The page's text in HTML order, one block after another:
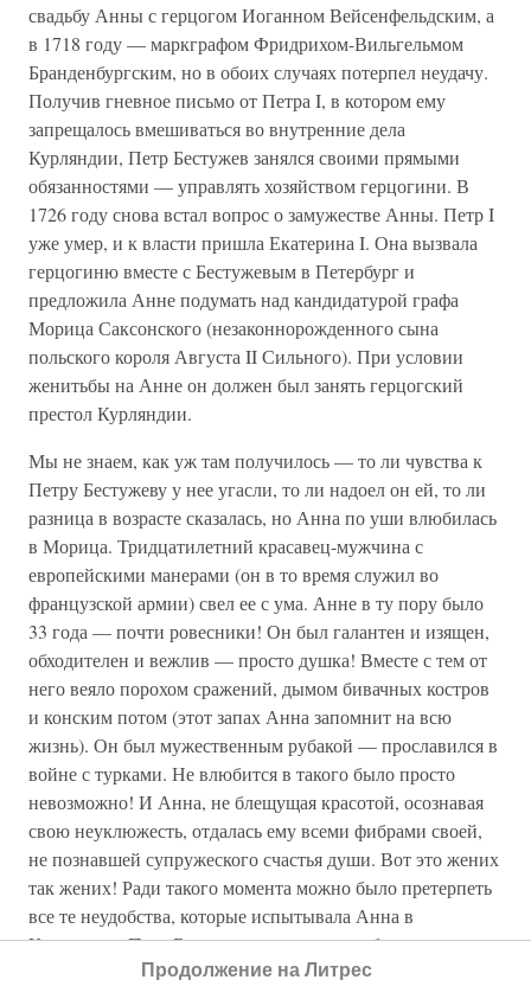
свадьбу Анны с герцогом Иоганном Вейсенфельдским, а
в 1718 году — маркграфом Фридрихом-Вильгельмом
Бранденбургским, но в обоих случаях потерпел неудачу.
Получив гневное письмо от Петра I, в котором ему
запрещалось вмешиваться во внутренние дела
Курляндии, Петр Бестужев занялся своими прямыми
обязанностями — управлять хозяйством герцогини. В
1726 году снова встал вопрос о замужестве Анны. Петр I
уже умер, и к власти пришла Екатерина I. Она вызвала
герцогиню вместе с Бестужевым в Петербург и
предложила Анне подумать над кандидатурой графа
Морица Саксонского (незаконнорожденного сына
польского короля Августа II Сильного). При условии
женитьбы на Анне он должен был занять герцогский
престол Курляндии.
Мы не знаем, как уж там получилось — то ли чувства к
Петру Бестужеву у нее угасли, то ли надоел он ей, то ли
разница в возрасте сказалась, но Анна по уши влюбилась
в Морица. Тридцатилетний красавец-мужчина с
европейскими манерами (он в то время служил во
французской армии) свел ее с ума. Анне в ту пору было
33 года — почти ровесники! Он был галантен и изящен,
обходителен и вежлив — просто душка! Вместе с тем от
него веяло порохом сражений, дымом бивачных костров
и конским потом (этот запах Анна запомнит на всю
жизнь). Он был мужественным рубакой — прославился в
войне с турками. Не влюбится в такого было просто
невозможно! И Анна, не блещущая красотой, осознавая
свою неуклюжесть, отдалась ему всеми фибрами своей,
не познавшей супружеского счастья души. Вот это жених
так жених! Ради такого момента можно было претерпеть
все те неудобства, которые испытывала Анна в
Курляндии. Петр Бестужев активно способствовал
выдвижению Морица Саксонского на курляндский
Продолжение на Литрес